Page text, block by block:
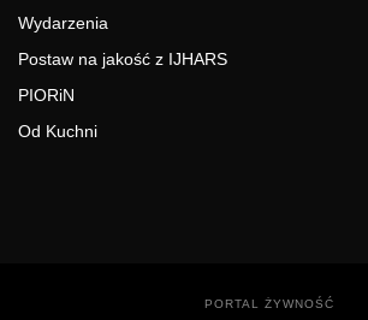
Wydarzenia
Postaw na jakość z IJHARS
PIORiN
Od Kuchni
PORTAL ŻYWNOŚĆ